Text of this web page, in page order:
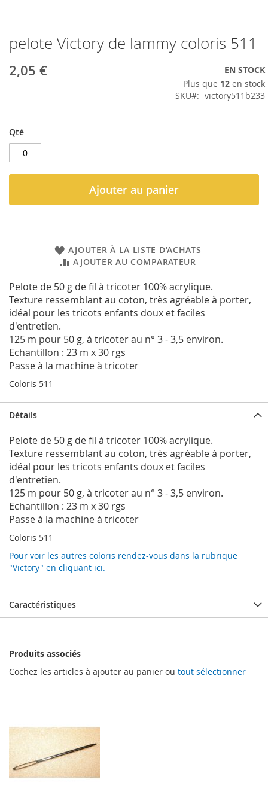
Passer
au
début
de
pelote Victory de lammy coloris 511
2,05 €
EN STOCK
Plus que 12 en stock
SKU
victory511b233
Qté
Ajouter au panier
AJOUTER À LA LISTE D'ACHATS
AJOUTER AU COMPARATEUR
Pelote de 50 g de fil à tricoter 100% acrylique.
Texture ressemblant au coton, très agréable à porter,
idéal pour les tricots enfants doux et faciles
d'entretien.
125 m pour 50 g, à tricoter au n° 3 - 3,5 environ.
Echantillon : 23 m x 30 rgs
Passe à la machine à tricoter
Coloris 511
Détails
Pelote de 50 g de fil à tricoter 100% acrylique.
Texture ressemblant au coton, très agréable à porter,
idéal pour les tricots enfants doux et faciles
d'entretien.
125 m pour 50 g, à tricoter au n° 3 - 3,5 environ.
Echantillon : 23 m x 30 rgs
Passe à la machine à tricoter
Coloris 511
Pour voir les autres coloris rendez-vous dans la rubrique
"Victory" en cliquant ici.
Caractéristiques
Produits associés
Cochez les articles à ajouter au panier ou tout sélectionner